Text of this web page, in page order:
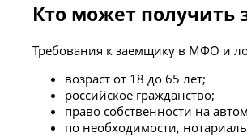
Кто может получить
Требования к заемщику в МФО и
возраст от 18 до 65 лет;
российское гражданство;
право собственности на
по необходимости,